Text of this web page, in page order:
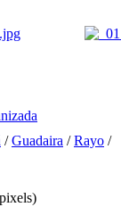
/Guadaira /Rayo /